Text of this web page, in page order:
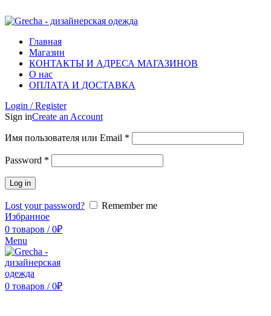
Главная
Магазин
КОНТАКТЫ И АДРЕСА МАГАЗИНОВ
О нас
ОПЛАТА И ДОСТАВКА
Login / Register
Sign inCreate an Account
Имя пользователя или Email *
Password *
Log in
Lost your password?
Remember me
Избранное
0 товаров / 0₽
Menu
0 товаров / 0₽